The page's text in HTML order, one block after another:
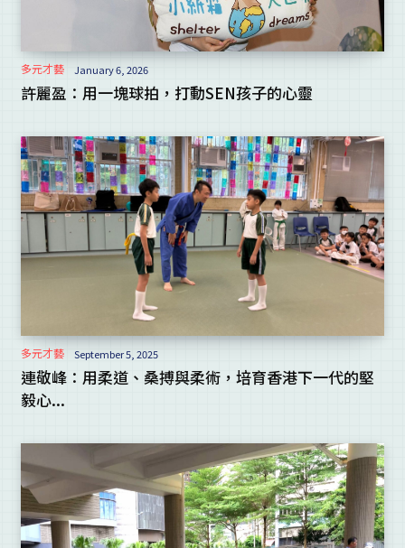
多元才藝 January 6, 2026
許麗盈：用一塊球拍，打動SEN孩子的心靈
多元才藝 September 5, 2025
連敬峰：用柔道、桑搏與柔術，培育香港下一代的堅
毅心...